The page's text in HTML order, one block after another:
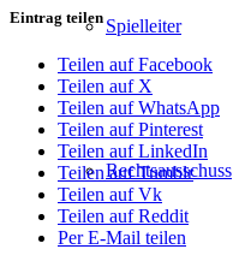
Spielleiter
Rechtsausschuss
Eintrag teilen
Teilen auf Facebook
Teilen auf X
Teilen auf WhatsApp
Teilen auf Pinterest
Teilen auf LinkedIn
Teilen auf Tumblr
Teilen auf Vk
Teilen auf Reddit
Per E-Mail teilen